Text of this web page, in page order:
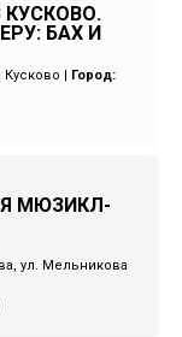
КУСКОВО.
БАХ И
| Город:
МЮЗИКЛ-
ул. Мельникова